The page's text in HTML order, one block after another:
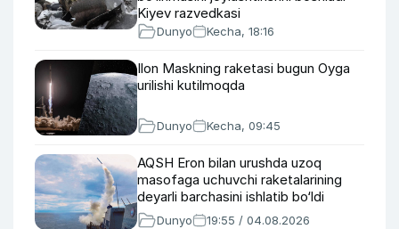
Kiyev razvedkasi
Dunyo Kecha, 18:16
Ilon Maskning raketasi bugun Oyga
urilishi kutilmoqda
Dunyo Kecha, 09:45
AQSH Eron bilan urushda uzoq
masofaga uchuvchi raketalarining
deyarli barchasini ishlatib bo‘ldi
Dunyo 19:55 / 04.08.2026